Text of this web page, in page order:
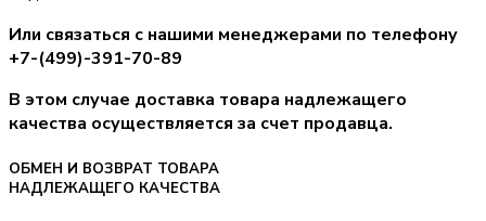
Или связаться с нашими менеджерами по телефону
+7-(499)-391-70-89
В этом случае доставка товара надлежащего
качества осуществляется за счет продавца.
ОБМЕН И ВОЗВРАТ ТОВАРА
НАДЛЕЖАЩЕГО КАЧЕСТВА